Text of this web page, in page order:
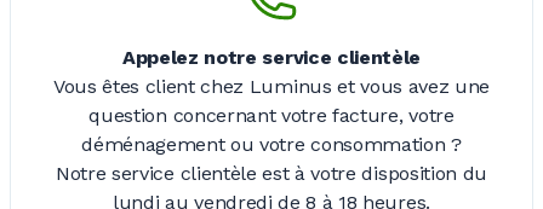
Appelez notre service clientèle
Vous êtes client chez Luminus et vous avez une
question concernant votre facture, votre
déménagement ou votre consommation ?
Notre service clientèle est à votre disposition du
lundi au vendredi de8 à 18 heures.